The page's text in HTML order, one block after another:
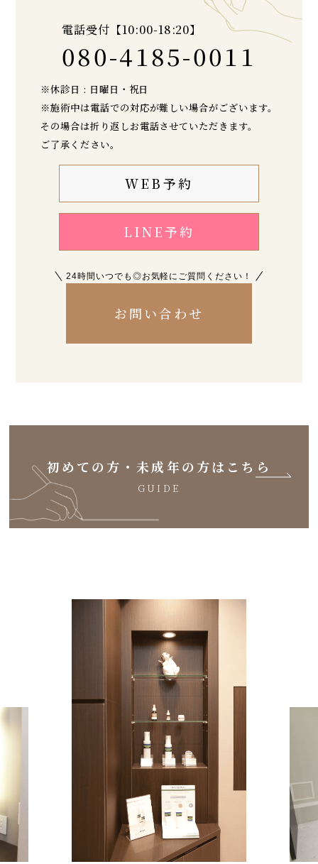
電話受付【10:00-18:20】
080-4185-0011
※休診日 : 日曜日・祝日
※施術中は電話での対応が難しい場合がございます。
その場合は折り返しお電話させていただきます。
ご了承ください。
WEB予約
LINE予約
24時間いつでも◎お気軽にご質問ください！
お問い合わせ
初めての方・未成年の方はこちら
GUIDE